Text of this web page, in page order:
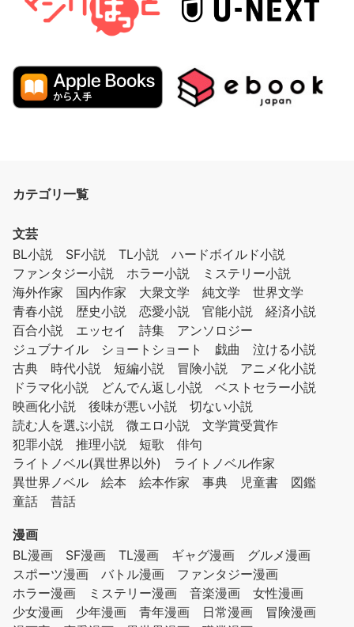
カテゴリ一覧
文芸
BL小説
SF小説 TL小説
ハードボイルド小説
ファンタジー小説
ホラー小説
ミステリー小説
海外作家
国内作家 大衆文学 純文学
世界文学
青春小説
歴史小説 恋愛小説 官能小説
経済小説
百合小説
エッセイ 詩集
アンソロジー
ジュブナイル
ショートショート 戯曲
泣ける小説
古典
時代小説 短編小説 冒険小説
アニメ化小説
ドラマ化小説
どんでん返し小説
ベストセラー小説
映画化小説
後味が悪い小説
切ない小説
読む人を選ぶ小説
微エロ小説
文学賞受賞作
犯罪小説
推理小説 短歌
俳句
ライトノベル(異世界以外)
ライトノベル作家
異世界ノベル
絵本 絵本作家 事典 児童書
図鑑
童話
昔話
漫画
BL漫画
SF漫画 TL漫画 ギャグ漫画
グルメ漫画
スポーツ漫画
バトル漫画
ファンタジー漫画
ホラー漫画
ミステリー漫画 音楽漫画
女性漫画
少女漫画
少年漫画 青年漫画 日常漫画
冒険漫画